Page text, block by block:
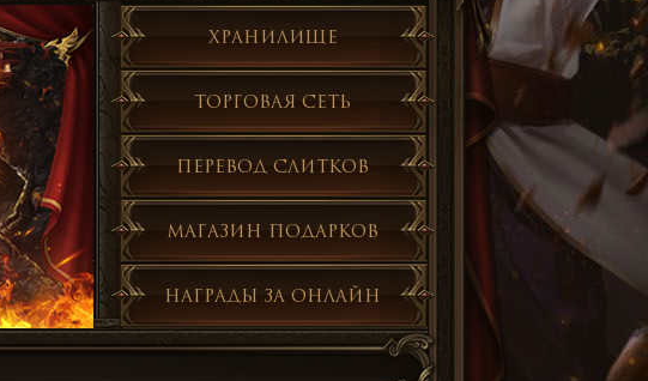
Хранилище
Торговая сеть
Перевод слитков
Магазин подарков
Награды за онлайн